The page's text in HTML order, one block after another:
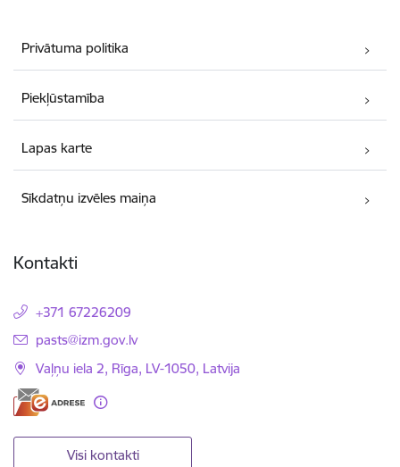
Privātuma politika
Piekļūstamība
Lapas karte
Sīkdatņu izvēles maiņa
Kontakti
+371 67226209
E-pasts:
pasts@izm.gov.lv
Vaļņu iela 2, Rīga, LV-1050, Latvija
Visi kontakti